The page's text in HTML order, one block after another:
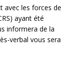
avec les forces de
ayant été
informera de la
verbal vous sera